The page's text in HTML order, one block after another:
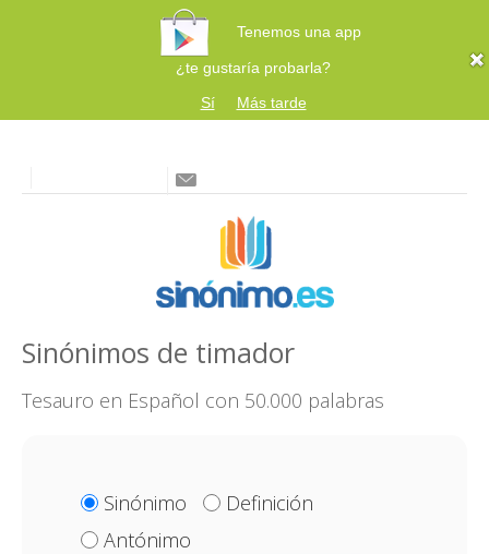
Tenemos una app
¿te gustaría probarla?
Sí
Más tarde
Sinónimos de timador
Tesauro en Español con 50.000 palabras
Sinónimo
Definición
Antónimo